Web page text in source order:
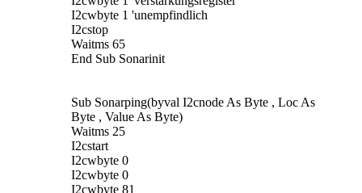
I2cwbyte 1 'unempfindlich
I2cstop
Waitms 65
End Sub Sonarinit
Sub Sonarping(byval I2cnode As Byte , Loc As
Byte , Value As Byte)
Waitms 25
I2cstart
I2cwbyte 0
I2cwbyte 0
I2cwbyte 81